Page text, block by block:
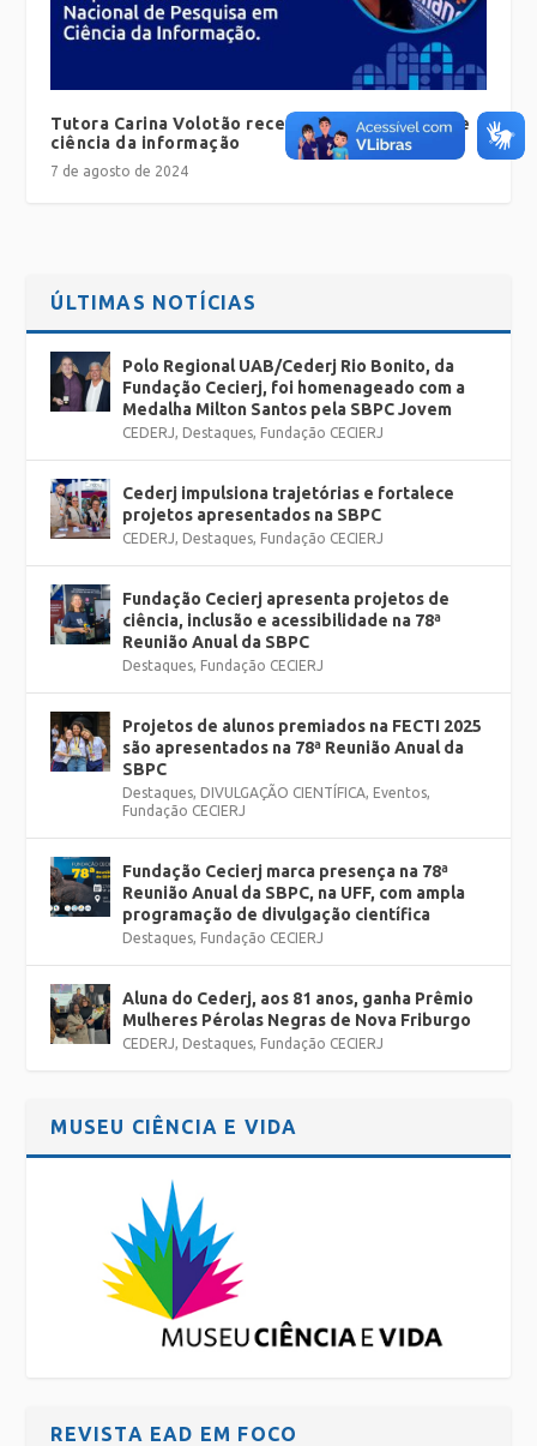
Tutora Carina Volotão recebe prêmio na área de
ciência da informação
7 de agosto de 2024
ÚLTIMAS NOTÍCIAS
Polo Regional UAB/Cederj Rio Bonito, da
Fundação Cecierj, foi homenageado com a
Medalha Milton Santos pela SBPC Jovem
CEDERJ, Destaques, Fundação CECIERJ
Cederj impulsiona trajetórias e fortalece
projetos apresentados na SBPC
CEDERJ, Destaques, Fundação CECIERJ
Fundação Cecierj apresenta projetos de
ciência, inclusão e acessibilidade na 78ª
Reunião Anual da SBPC
Destaques, Fundação CECIERJ
Projetos de alunos premiados na FECTI 2025
são apresentados na 78ª Reunião Anual da
SBPC
Destaques, DIVULGAÇÃO CIENTÍFICA, Eventos,
Fundação CECIERJ
Fundação Cecierj marca presença na 78ª
Reunião Anual da SBPC, na UFF, com ampla
programação de divulgação científica
Destaques, Fundação CECIERJ
Aluna do Cederj, aos 81 anos, ganha Prêmio
Mulheres Pérolas Negras de Nova Friburgo
CEDERJ, Destaques, Fundação CECIERJ
MUSEU CIÊNCIA E VIDA
REVISTA EAD EM FOCO